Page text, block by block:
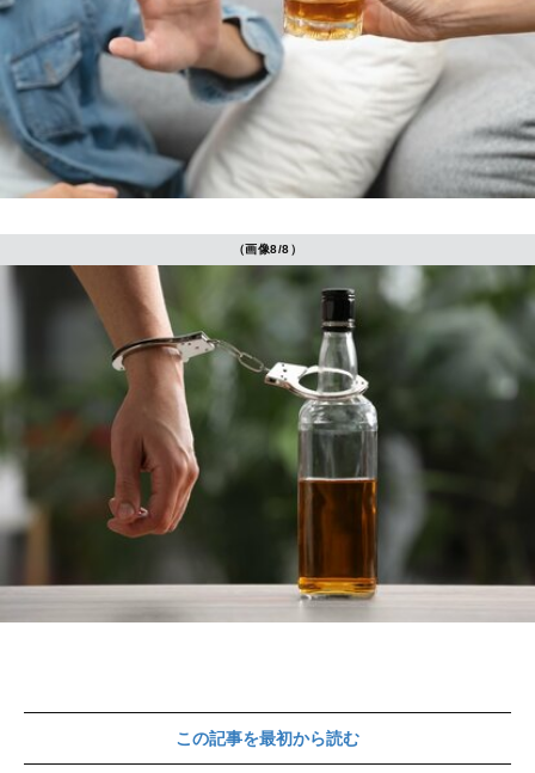
（画像8/8）
この記事を最初から読む